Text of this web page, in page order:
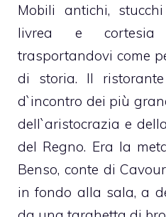
Mobili antichi,
livrea e cortesia
trasportandovi come
di storia. Il
d`incontro dei più
dell`aristocrazia e
del Regno. Era la
Benso, conte di
in fondo alla sala, a